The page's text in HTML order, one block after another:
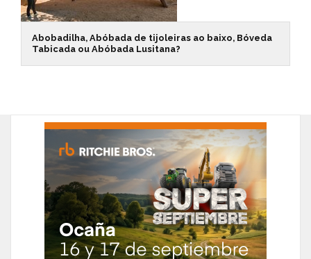
Abobadilha, Abóbada de tijoleiras ao baixo, Bóveda
Tabicada ou Abóbada Lusitana?